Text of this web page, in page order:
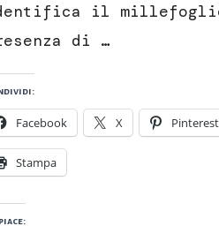
il
di …
Facebook X Pinterest
Stampa